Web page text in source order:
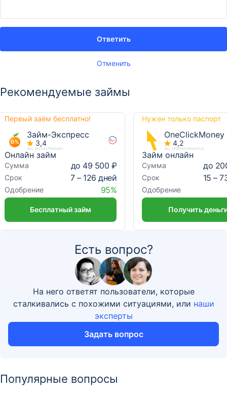
Отменить
Ответить
Рекомендуемые займы
Первый заём бесплатно!
Займ-Экспресс
3,4
Лиц. №2110177000440
Онлайн займ
Сумма до 49 500 ₽
Срок 7 – 126 дней
Одобрение 95%
Бесплатный займ
Нужен только паспорт
OneClickMoney
4,2
Лиц. №001503760007126
Займ онлайн
Сумма до
Срок 15 –
Одобрение
Получить
Есть вопрос?
На него ответят пользователи, которые
сталкивались с похожими ситуациями, или наши
эксперты
Задать вопрос
Популярные вопросы